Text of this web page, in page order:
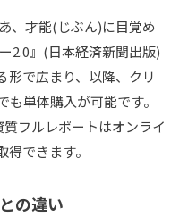
、才能(じぶん)に目覚め
2.0』(日本経済新聞出版)
形で広まり、以降、クリ
単体購入が可能です。
フルレポートはオンライ
できます。
の違い